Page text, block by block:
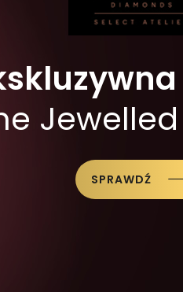
SPRAWDŹ
SPRAWDŹ
th